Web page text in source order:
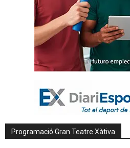
Programació Gran Teatre Xàtiva